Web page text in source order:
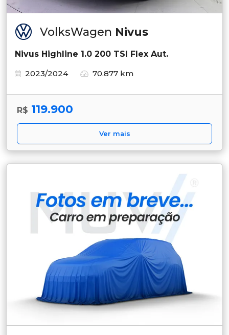
VolksWagen Nivus
Nivus Highline 1.0 200 TSI Flex Aut.
2023/2024
70.877 km
R$ 119.900
Ver mais